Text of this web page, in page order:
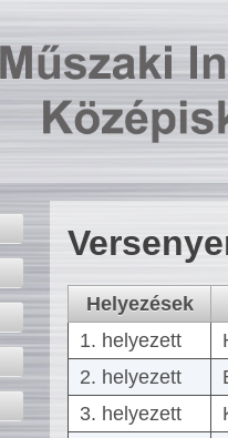
Helyezések
1. helyezett
2. helyezett
3. helyezett